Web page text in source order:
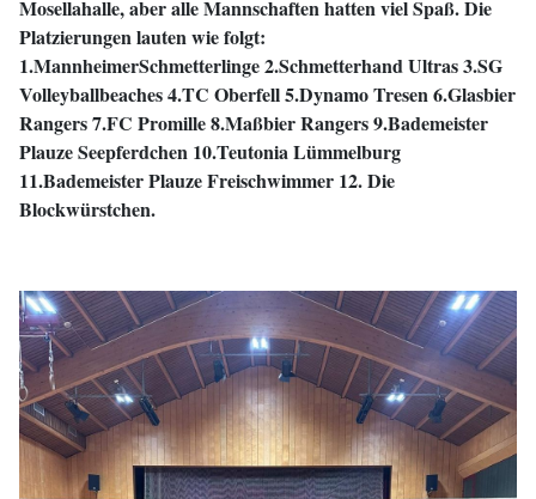
Mosellahalle, aber alle Mannschaften hatten viel Spaß. Die
Platzierungen lauten wie folgt:
1.MannheimerSchmetterlinge 2.Schmetterhand Ultras 3.SG
Volleyballbeaches 4.TC Oberfell 5.Dynamo Tresen 6.Glasbier
Rangers 7.FC Promille 8.Maßbier Rangers 9.Bademeister
Plauze Seepferdchen 10.Teutonia Lümmelburg
11.Bademeister Plauze Freischwimmer 12. Die
Blockwürstchen.